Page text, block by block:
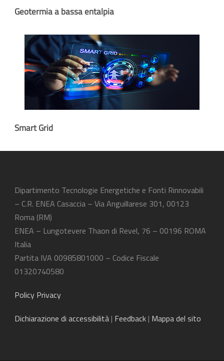
Geotermia a bassa entalpia
Smart Grid
Dipartimento Tecnologie Energetiche e Fonti Rinnovabili
– C.R. ENEA Casaccia – Via Anguillarese 301, 00123
Roma (RM)
ENEA – Lungotevere Thaon di Revel, 76 – 00196 ROMA
Italia
Partita IVA 00985801000 – Codice Fiscale
01320740580
Policy Privacy
Dichiarazione di accessibilità | Feedback | Mappa del sito